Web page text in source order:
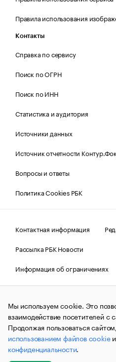
Правила использования
Контакты
Справка по сервису
Поиск по ОГРН
Поиск по ИНН
Статистика и аудитория
Источники данных
Источник отчетности
Вопросы и ответы
Политика Cookies РБК
Контактная информация
Рассылка РБК Новости
Информация об ограничениях
Правовая информация
О
© АО
и материалы информационного
(зарегистрировано
связи, информационных
коммуникаций (Роскомнадзор)
№ФС77-63848) сопровождаются
публикации могут содержать
Мы используем cookie. Это
взаимодействие посетителей с
Продолжая пользоваться
использованием файлов cookieи
конфиденциальности.